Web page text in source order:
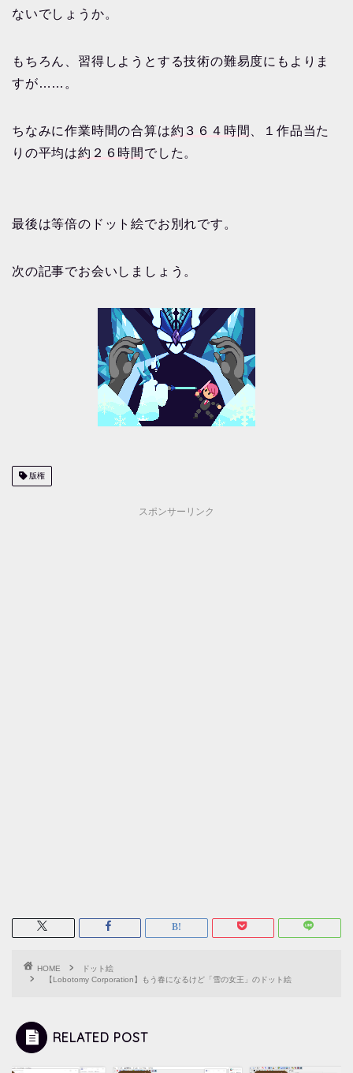
ないでしょうか。
もちろん、習得しようとする技術の難易度にもよりま
すが……。
ちなみに作業時間の合算は約３６４時間
、１作品当た
りの平均は約２６時間 でした。
最後は等倍のドット絵でお別れです。
次の記事でお会いしましょう。
版権
スポンサーリンク
HOME
ドット絵
【Lobotomy Corporation】もう春になるけど「雪の女王」のドット絵
RELATED POST